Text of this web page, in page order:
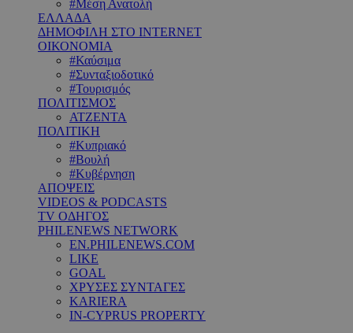
#Μέση Ανατολή
ΕΛΛΑΔΑ
ΔΗΜΟΦΙΛΗ ΣΤΟ INTERNET
ΟΙΚΟΝΟΜΙΑ
#Καύσιμα
#Συνταξιοδοτικό
#Τουρισμός
ΠΟΛΙΤΙΣΜΟΣ
ΑΤΖΕΝΤΑ
ΠΟΛΙΤΙΚΗ
#Κυπριακό
#Βουλή
#Κυβέρνηση
ΑΠΟΨΕΙΣ
VIDEOS & PODCASTS
TV ΟΔΗΓΟΣ
PHILENEWS NETWORK
EN.PHILENEWS.COM
LIKE
GOAL
ΧΡΥΣΕΣ ΣΥΝΤΑΓΕΣ
KARIERA
IN-CYPRUS PROPERTY